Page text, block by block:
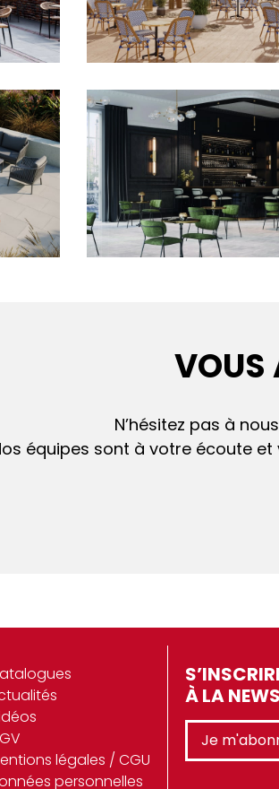
VOUS
N’hésitez pas à
équipes sont à votre écoute
légales / CGU
personnelles
À LA
Je